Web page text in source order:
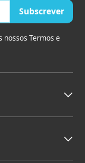
Subscrever
nossos Termos e